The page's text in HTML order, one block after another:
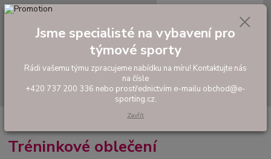
Hledat
tel: +420 737 200 336
0,00 Kč
Tréninkové oblečení
Tréninkové oblečení
Jsme specialisté na vybavení pro
týmové sporty
Rádi vašemu týmu zpracujeme nabídku na míru! Kontaktujte nás
na čísle
+420 737 200 336 nebo prostřednictvím e-mailu obchod@e-
sporting.cz.
Zavřít